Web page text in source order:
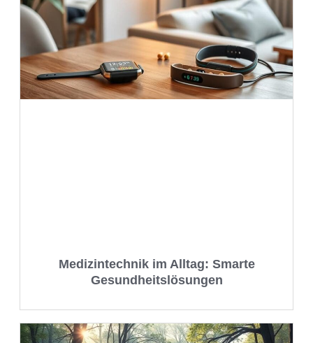
Medizintechnik im Alltag: Smarte
Gesundheitslösungen